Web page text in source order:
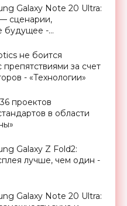
Galaxy Note 20 Ultra:
сценарии,
будущее -
не боится
препятствиями за счет
- «Технологии»
проектов
в области
Galaxy Z Fold2:
лучше, чем один -
Galaxy Note 20 Ultra: